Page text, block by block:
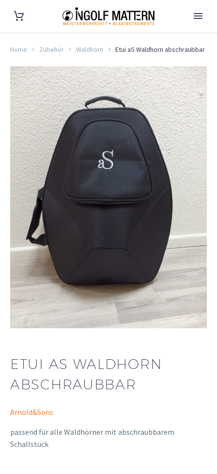
Home Zubehör Waldhorn Etui aS Waldhorn abschraubbar
ETUI AS WALDHORN
ABSCHRAUBBAR
Arnold&Sons
passend für alle Waldhörner mit abschraubbarem
Schallstück